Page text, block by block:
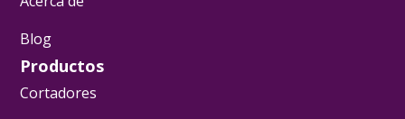
Blog
Productos
Cortadores